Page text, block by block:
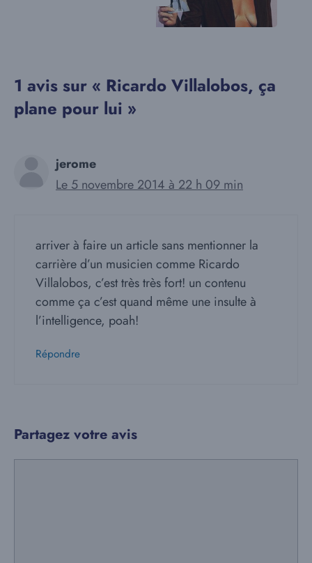
1 avis sur « Ricardo Villalobos, ça
plane pour lui »
jerome
Le 5 novembre 2014 à 22 h 09 min
arriver à faire un article sans mentionner la
carrière d’un musicien comme Ricardo
Villalobos, c’est très très fort! un contenu
comme ça c’est quand même une insulte à
l’intelligence, poah!
Répondre
Partagez votre avis